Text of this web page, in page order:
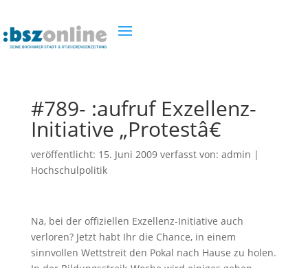
#789- :aufruf Exzellenz-
Initiative „Protestâ€
veröffentlicht: 15. Juni 2009verfasst von: admin |
Hochschulpolitik
Na, bei der offiziellen Exzellenz-Initiative auch
verloren? Jetzt habt Ihr die Chance, in einem
sinnvollen Wettstreit den Pokal nach Hause zu holen.